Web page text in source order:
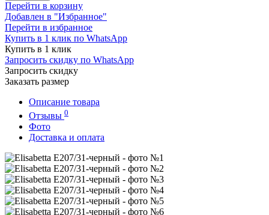
Перейти в корзину
Добавлен в "Избранное"
Перейти в избранное
Купить в 1 клик по WhatsApp
Купить в 1 клик
Запросить скидку по WhatsApp
Запросить скидку
Заказать размер
Описание товара
Отзывы 0
Фото
Доставка и оплата